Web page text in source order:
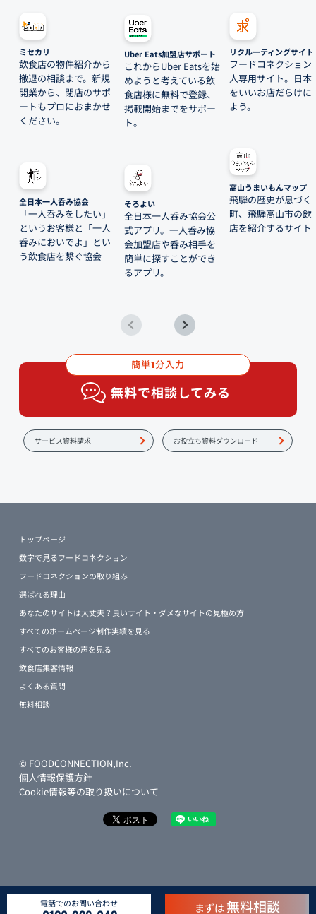
ミセカリ
飲食店の物件紹介から
撤退の相談まで。新規
開業から、閉店のサポ
ートもプロにおまかせ
ください。
全日本一人呑み協会
「一人呑みをしたい」
というお客様と「一人
呑みにおいでよ」とい
う飲食店を繋ぐ協会
Uber Eats加盟店サポート
これからUber Eatsを始
めようと考えている飲
食店様に無料で登録、
掲載開始までをサポー
ト。
そろよい
全日本一人呑み協会公
式アプリ。一人呑み協
会加盟店や呑み相手を
簡単に探すことができ
るアプリ。
リクルーティングサイト
フードコネクション
人専用サイト。日本
をいいお店だらけに
よう。
高山うまいもんマップ
飛騨の歴史が息づく
町、飛騨高山市の飲
店を紹介するサイト
簡単1分入力
無料で相談してみる
サービス資料請求 お役立ち資料ダウンロード
トップページ
数字で見るフードコネクション
フードコネクションの取り組み
選ばれる理由
あなたのサイトは大丈夫？良いサイト・ダメなサイトの見極め方
すべてのホームページ制作実績を見る
すべてのお客様の声を見る
飲食店集客情報
よくある質問
無料相談
© FOODCONNECTION,Inc.
個人情報保護方針
Cookie情報等の取り扱いについて
電話でのお問い合わせ まずは 無料相談